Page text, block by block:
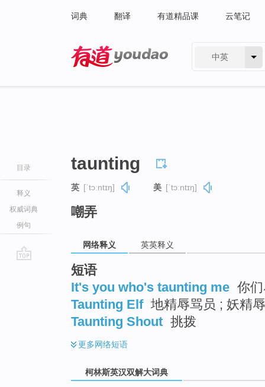
词典 翻译 有道精品课 云笔记
中英
目录
释义
权威词典
例句
taunting
英 [ˈtɔːntɪŋ] 美 [ˈtɔːntɪŋ]
嘲弄
网络释义 英英释义
短语
It's you who's taunting me 你
Taunting Elf 地精辱骂员 ; 妖精
Taunting Shout 挑拨
更多网络短语
柯林斯英汉双解大词典